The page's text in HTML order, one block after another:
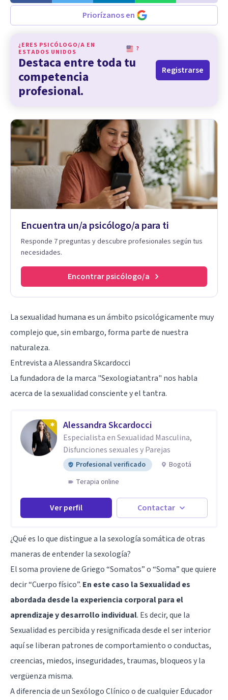
Priorízanos en
¿ERES PSICÓLOGO/A EN
ESTADOS UNIDOS
?
Destaca entre toda tu
competencia
profesional.
Registrarse
Encuentra un/a psicólogo/a para ti
Responde 7 preguntas y descubre profesionales según tus
necesidades.
Encontrar psicólogo/a
La sexualidad humana es un ámbito psicológicamente muy
complejo que, sin embargo, forma parte de nuestra
naturaleza.
Entrevista a Alessandra Skcardocci
La fundadora de la marca "Sexologiatantra" nos habla
acerca de la sexualidad consciente y el tantra.
Alessandra Skcardocci
Especialista en Sexualidad Masculina,
Disfunciones sexuales y Parejas
Profesional verificado
Bogotá
Terapia online
Ver perfil Contactar
¿Qué es lo que distingue a la sexología somática de otras
maneras de entender la sexología?
El soma proviene de Griego “Somatos” o “Soma” que quiere
decir “Cuerpo físico”. En este caso la Sexualidad es
abordada desde la experiencia corporal para el
aprendizaje y desarrollo individual. Es decir, que la
Sexualidad es percibida y resignificada desde el ser interior
aquí se liberan patrones de comportamiento o conductas,
creencias, miedos, inseguridades, traumas, bloqueos y la
vergüenza misma.
A diferencia de un Sexólogo Clínico o de cualquier Educador